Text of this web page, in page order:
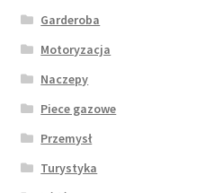
Garderoba
Motoryzacja
Naczepy
Piece gazowe
Przemysł
Turystyka